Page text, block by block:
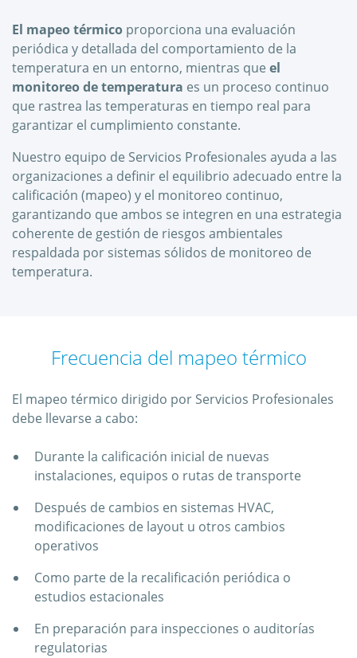
El mapeo térmico proporciona una evaluación
periódica y detallada del comportamiento de la
temperatura en un entorno, mientras que el
monitoreo de temperatura es un proceso continuo
que rastrea las temperaturas en tiempo real para
garantizar el cumplimiento constante.
Nuestro equipo de Servicios Profesionales ayuda a las
organizaciones a definir el equilibrio adecuado entre la
calificación (mapeo) y el monitoreo continuo,
garantizando que ambos se integren en una estrategia
coherente de gestión de riesgos ambientales
respaldada por sistemas sólidos de monitoreo de
temperatura.
Frecuencia del mapeo térmico
El mapeo térmico dirigido por Servicios Profesionales
debe llevarse a cabo:
Durante la calificación inicial de nuevas
instalaciones, equipos o rutas de transporte
Después de cambios en sistemas HVAC,
modificaciones de layout u otros cambios
operativos
Como parte de la recalificación periódica o
estudios estacionales
En preparación para inspecciones o auditorías
regulatorias